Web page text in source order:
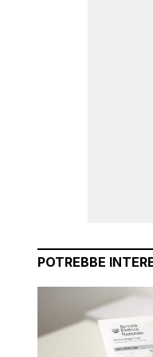
POTREBBE